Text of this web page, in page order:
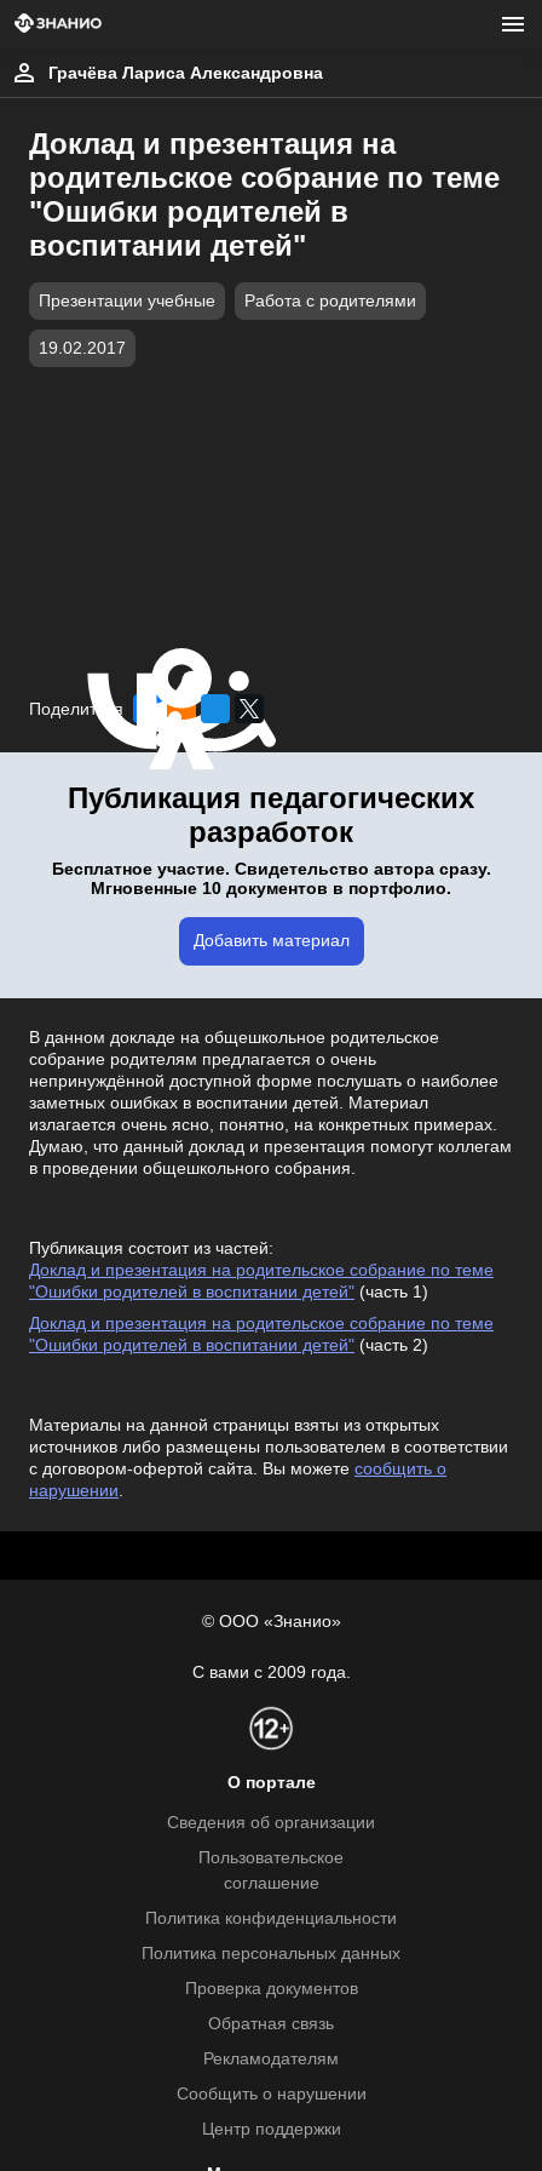
Грачёва Лариса Александровна
Доклад и презентация на
родительское собрание по теме
"Ошибки родителей в
воспитании детей"
Презентации учебные Работа с родителями
19.02.2017
Поделиться
Публикация педагогических
разработок
Бесплатное участие. Свидетельство автора сразу.
Мгновенные 10 документов в портфолио.
Добавить материал
В данном докладе на общешкольное родительское
собрание родителям предлагается о очень
непринуждённой доступной форме послушать о наиболее
заметных ошибках в воспитании детей. Материал
излагается очень ясно, понятно, на конкретных примерах.
Думаю, что данный доклад и презентация помогут коллегам
в проведении общешкольного собрания.
Публикация состоит из частей:
Доклад и презентация на родительское собрание по теме
"Ошибки родителей в воспитании детей" (часть 1)
Доклад и презентация на родительское собрание по теме
"Ошибки родителей в воспитании детей" (часть 2)
Материалы на данной страницы взяты из открытых
источников либо размещены пользователем в соответствии
с договором-офертой сайта. Вы можете сообщить о
нарушении.
© ООО «Знанио»
С вами с 2009 года.
О портале
Сведения об организации
Пользовательское
соглашение
Политика конфиденциальности
Политика персональных данных
Проверка документов
Обратная связь
Рекламодателям
Сообщить о нарушении
Центр поддержки